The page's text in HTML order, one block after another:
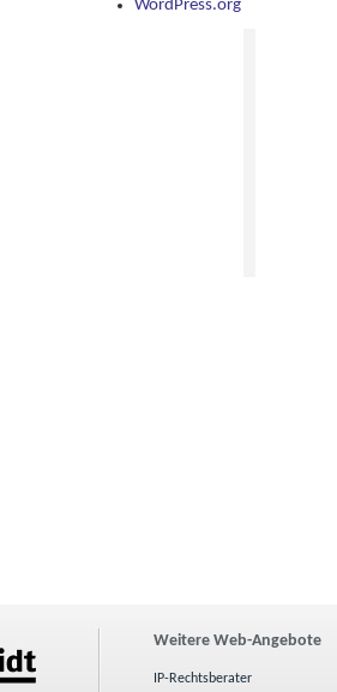
WordPress.org
Weitere Web-Angebote
IP-Rechtsberater